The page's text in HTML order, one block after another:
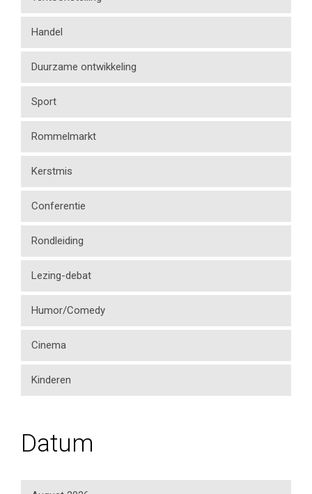
Handel
Duurzame ontwikkeling
Sport
Rommelmarkt
Kerstmis
Conferentie
Rondleiding
Lezing-debat
Humor/Comedy
Cinema
Kinderen
Datum